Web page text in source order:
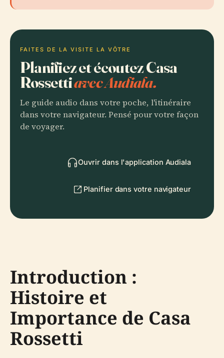
FAITES DE LA VISITE LA VÔTRE
Planifiez et écoutez Casa
Rossettiavec Audiala.
Le guide audio dans votre poche, l'itinéraire
dans votre navigateur. Pensé pour votre façon
de voyager.
Ouvrir dans l'application Audiala
Planifier dans votre navigateur
Introduction :
Histoire et
Importance de Casa
Rossetti